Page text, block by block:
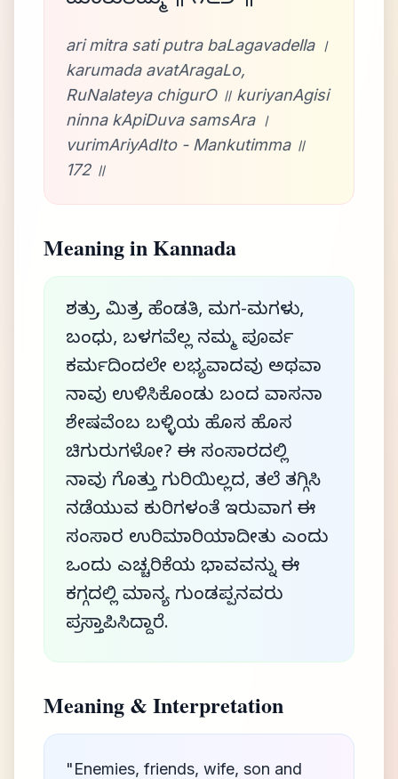
ari mitra sati putra baLagavadella ।
karumada avatAragaLo,
RuNalateya chigurO ॥ kuriyanAgisi
ninna kApiDuva samsAra ।
vurimAriyAdIto - Mankutimma ॥
172 ॥
Meaning in Kannada
ಶತ್ರು, ಮಿತ್ರ, ಹೆಂಡತಿ, ಮಗ-ಮಗಳು,
ಬಂಧು, ಬಳಗವೆಲ್ಲ ನಮ್ಮ ಪೂರ್ವ
ಕರ್ಮದಿಂದಲೇ ಲಭ್ಯವಾದವು ಅಥವಾ
ನಾವು ಉಳಿಸಿಕೊಂಡು ಬಂದ ವಾಸನಾ
ಶೇಷವೆಂಬ ಬಳ್ಳಿಯ ಹೊಸ ಹೊಸ
ಚಿಗುರುಗಳೋ? ಈ ಸಂಸಾರದಲ್ಲಿ
ನಾವು ಗೊತ್ತು ಗುರಿಯಿಲ್ಲದ, ತಲೆ ತಗ್ಗಿಸಿ
ನಡೆಯುವ ಕುರಿಗಳಂತೆ ಇರುವಾಗ ಈ
ಸಂಸಾರ ಉರಿಮಾರಿಯಾದೀತು ಎಂದು
ಒಂದು ಎಚ್ಚರಿಕೆಯ ಭಾವವನ್ನು ಈ
ಕಗ್ಗದಲ್ಲಿ ಮಾನ್ಯ ಗುಂಡಪ್ಪನವರು
ಪ್ರಸ್ತಾಪಿಸಿದ್ದಾರೆ.
Meaning & Interpretation
"Enemies, friends, wife, son and